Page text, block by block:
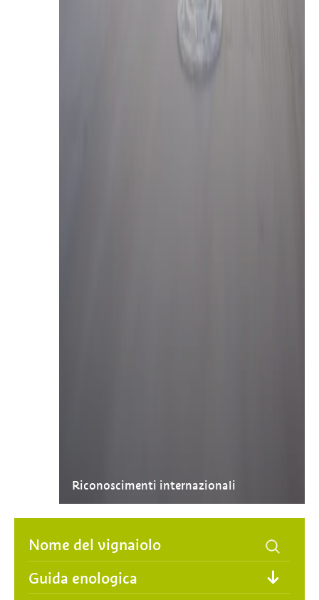
Riconoscimenti internazionali
Guida enologica